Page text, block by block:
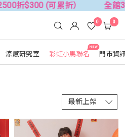
(可累折） 全館3件88折
涼感研究室
NEW
彩虹小馬聯名 門市資
0 0